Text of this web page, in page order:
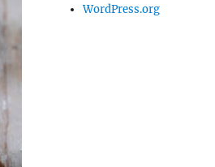
WordPress.org